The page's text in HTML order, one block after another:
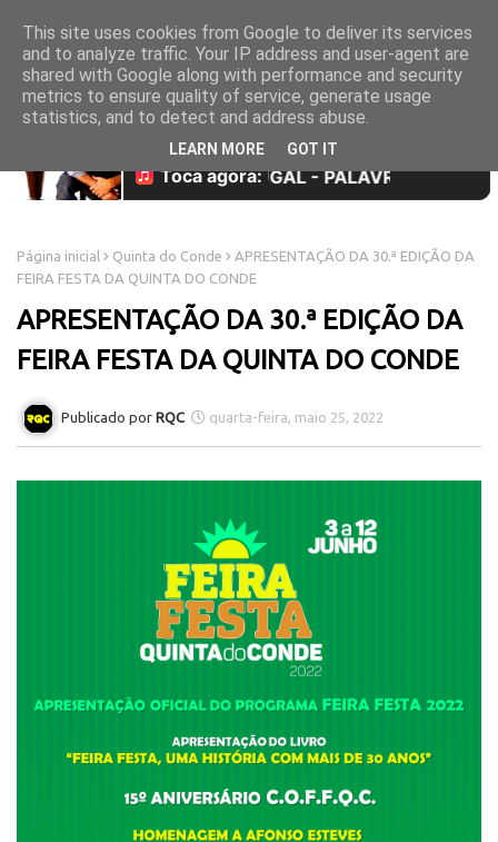
Página inicial Quinta do Conde
APRESENTAÇÃO DA 30.ª EDIÇÃO DA
FEIRA FESTA DA QUINTA DO CONDE
APRESENTAÇÃO DA 30.ª EDIÇÃO DA
FEIRA FESTA DA QUINTA DO CONDE
RQC quarta-feira, maio 25, 2022
This site uses cookies from Google to deliver its services
and to analyze traffic. Your IP address and user-agent are
shared with Google along with performance and security
metrics to ensure quality of service, generate usage
statistics, and to detect and address abuse.
LEARN MORE GOT IT